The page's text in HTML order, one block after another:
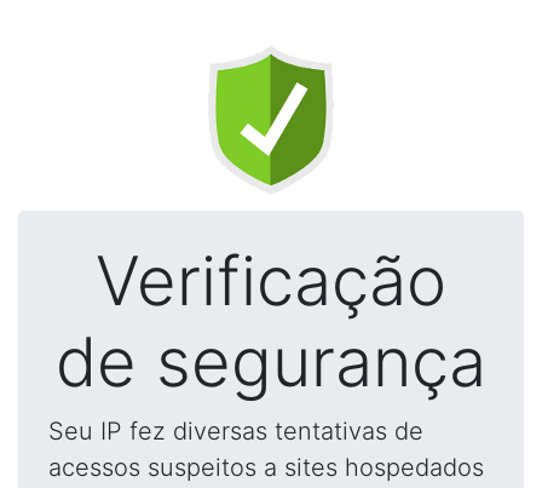
Verificação
de segurança
Seu IP fez diversas tentativas de
acessos suspeitos a sites hospedados